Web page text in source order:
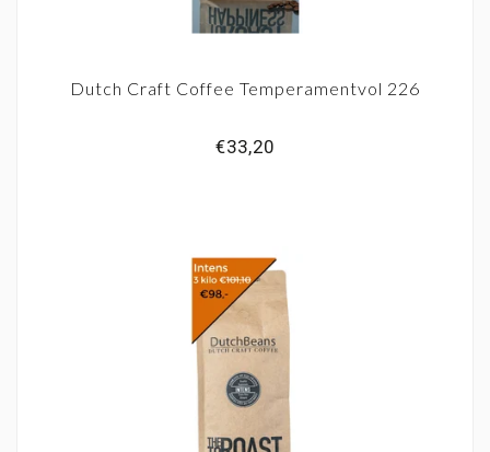
Dutch Craft Coffee Temperamentvol 226
€33,20